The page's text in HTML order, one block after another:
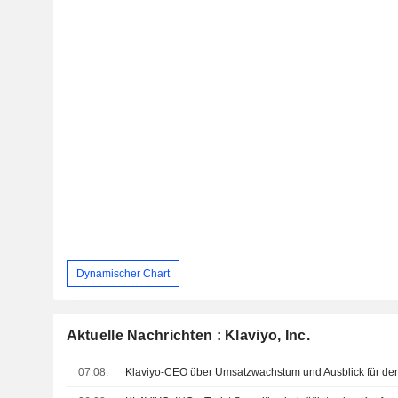
Dynamischer Chart
Aktuelle Nachrichten : Klaviyo, Inc.
07.08. Klaviyo-CEO über Umsatzwachstum und Ausblick für